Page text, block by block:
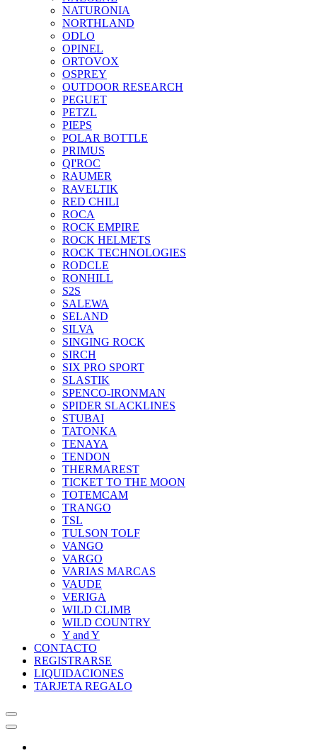
NATURONIA
NORTHLAND
ODLO
OPINEL
ORTOVOX
OSPREY
OUTDOOR RESEARCH
PEGUET
PETZL
PIEPS
POLAR BOTTLE
PRIMUS
QI'ROC
RAUMER
RAVELTIK
RED CHILI
ROCA
ROCK EMPIRE
ROCK HELMETS
ROCK TECHNOLOGIES
RODCLE
RONHILL
S2S
SALEWA
SELAND
SILVA
SINGING ROCK
SIRCH
SIX PRO SPORT
SLASTIK
SPENCO-IRONMAN
SPIDER SLACKLINES
STUBAI
TATONKA
TENAYA
TENDON
THERMAREST
TICKET TO THE MOON
TOTEMCAM
TRANGO
TSL
TULSON TOLF
VANGO
VARGO
VARIAS MARCAS
VAUDE
VERIGA
WILD CLIMB
WILD COUNTRY
Y and Y
CONTACTO
REGISTRARSE
LIQUIDACIONES
TARJETA REGALO